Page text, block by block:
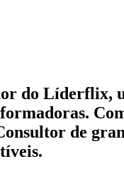
do Líderflix,
de